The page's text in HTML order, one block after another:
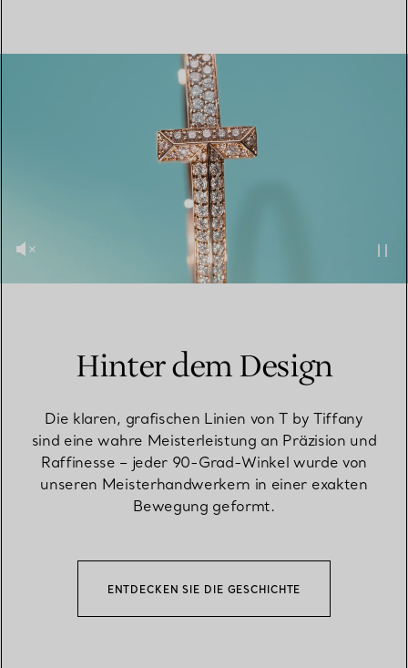
Hinter dem Design
Die klaren, grafischen Linien von T by Tiffany
sind eine wahre Meisterleistung an Präzision und
Raffinesse – jeder 90-Grad-Winkel wurde von
unseren Meisterhandwerkern in einer exakten
Bewegung geformt.
ENTDECKEN SIE DIE GESCHICHTE